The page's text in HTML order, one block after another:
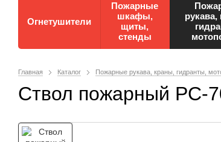
Огнетушители
Пожарные
шкафы,
щиты,
стенды
Главная Каталог Пожарные рукава, краны, гидранты,
Ствол пожарный РС-